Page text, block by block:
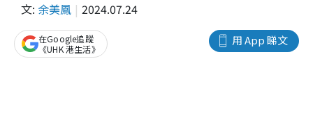
文: 余美鳳 2024.07.24
用 App 睇文
在Google追蹤
《UHK 港生活》